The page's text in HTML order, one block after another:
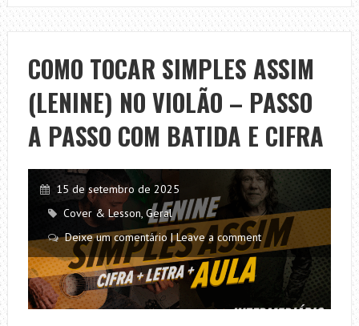
SWEET
CHILD
O’
MINE
NO
VIOLÃO
–
ACORDES
COMPLETOS
COMO TOCAR SIMPLES ASSIM
(LENINE) NO VIOLÃO – PASSO
A PASSO COM BATIDA E CIFRA
15 de setembro de 2025
Cover & Lesson, Geral
Deixe um comentário | Leave a comment